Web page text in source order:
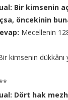
Bir kimsenin
öncekinin
Mecellenin
kimsenin dükkânı
Dört hak